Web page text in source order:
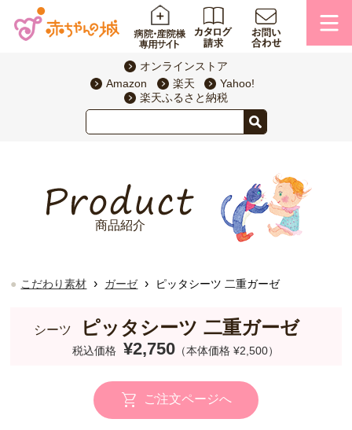
オンラインストア
Amazon
楽天
Yahoo!
楽天ふるさと納税
商品紹介
こだわり素材 › ガーゼ › ピッタシーツ 二重ガーゼ
シーツ ピッタシーツ 二重ガーゼ
税込価格 ¥2,750 （本体価格 ¥2,500）
ご注文ページへ